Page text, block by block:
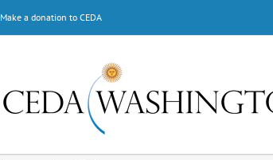
Make a donation to CEDA